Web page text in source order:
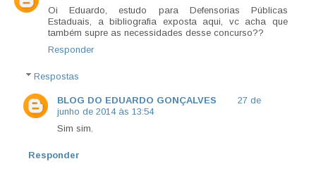
Oi Eduardo, estudo para Defensorias Públicas
Estaduais, a bibliografia exposta aqui, vc acha que
também supre as necessidades desse concurso??
Responder
Respostas
BLOG DO EDUARDO GONÇALVES
27 de
junho de 2014 às 13:54
Sim sim.
Responder